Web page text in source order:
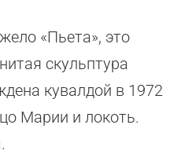
«Пьета», это
скульптура
кувалдой в 1972
Марии и локоть.